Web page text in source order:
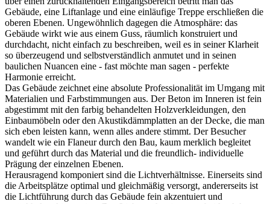
Gebäude, eine Liftanlage und eine einläufige Treppe erschließen die
oberen Ebenen. Ungewöhnlich dagegen die Atmosphäre: das
Gebäude wirkt wie aus einem Guss, räumlich konstruiert und
durchdacht, nicht einfach zu beschreiben, weil es in seiner Klarheit
so überzeugend und selbstverständlich anmutet und in seinen
baulichen Nuancen eine - fast möchte man sagen - perfekte
Harmonie erreicht.
Das Gebäude zeichnet eine absolute Professionalität im Umgang mit
Materialien und Farbstimmungen aus. Der Beton im Inneren ist fein
abgestimmt mit den farbig behandelten Holzverkleidungen, den
Einbaumöbeln oder den Akustikdämmplatten an der Decke, die man
sich eben leisten kann, wenn alles andere stimmt. Der Besucher
wandelt wie ein Flaneur durch den Bau, kaum merklich begleitet
und geführt durch das Material und die freundlich- individuelle
Prägung der einzelnen Ebenen.
Herausragend komponiert sind die Lichtverhältnisse. Einerseits sind
die Arbeitsplätze optimal und gleichmäßig versorgt, andererseits ist
die Lichtführung durch das Gebäude fein akzentuiert und